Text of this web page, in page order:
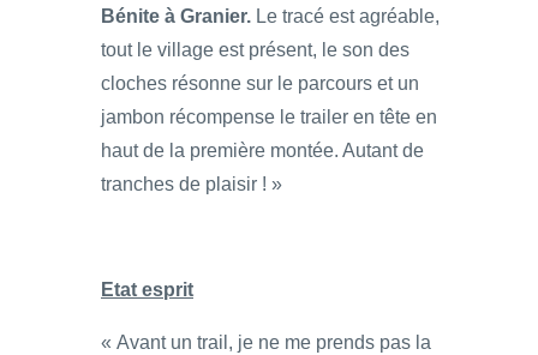
Bénite à Granier. Le tracé est agréable,
tout le village est présent, le son des
cloches résonne sur le parcours et un
jambon récompense le trailer en tête en
haut de la première montée. Autant de
tranches de plaisir ! »
Etat esprit
« Avant un trail, je ne me prends pas la